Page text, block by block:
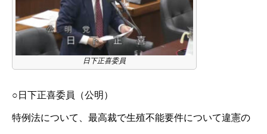
日下正喜委員
○日下正喜委員（公明）
特例法について、最高裁で生殖不能要件について違憲の